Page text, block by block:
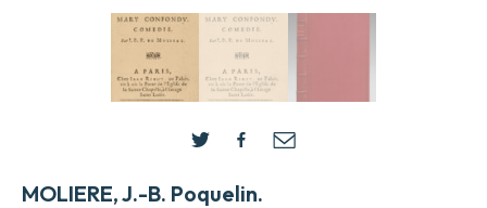
MOLIERE, J.-B. Poquelin.